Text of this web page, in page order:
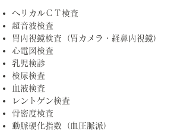
ヘリカルＣＴ検査
超音波検査
胃内視鏡検査（胃カメラ・経鼻内視鏡）
心電図検査
乳児検診
検尿検査
血液検査
レントゲン検査
骨密度検査
動脈硬化指数（血圧脈派）